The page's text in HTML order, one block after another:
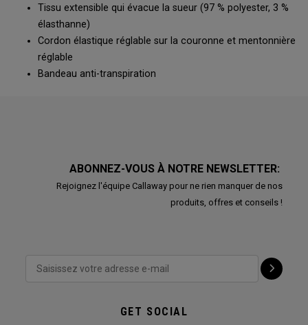
Tissu extensible qui évacue la sueur (97 % polyester, 3 %
élasthanne)
Cordon élastique réglable sur la couronne et mentonnière
réglable
Bandeau anti-transpiration
ABONNEZ-VOUS À NOTRE NEWSLETTER:
Rejoignez l'équipe Callaway pour ne rien manquer de nos
produits, offres et conseils !
GET SOCIAL